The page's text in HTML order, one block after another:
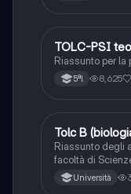
Scienze
TOLC-PSI
Riassunto per la
5ªl 8,625
Scienze
Tolc B
Riassunto degli
facoltà di
Università